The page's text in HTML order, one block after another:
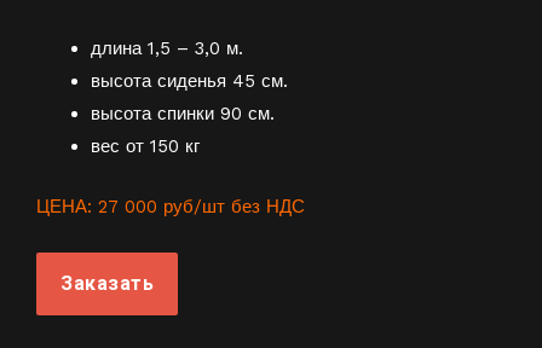
длина 1,5 – 3,0 м.
высота сиденья 45 см.
высота спинки 90 см.
вес от 150 кг
ЦЕНА: 27 000 руб/шт без НДС
Заказать